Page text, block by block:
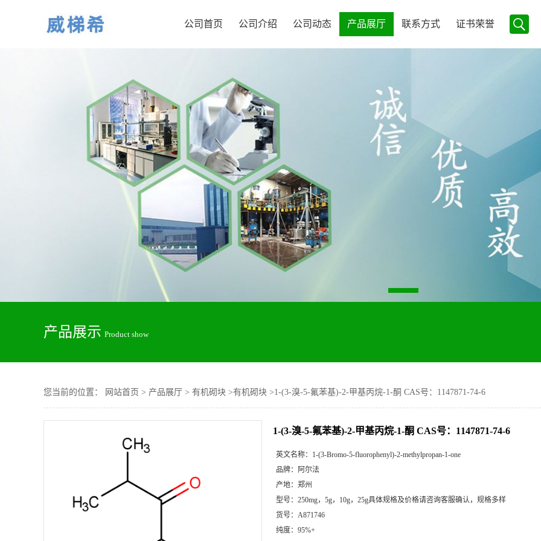
公司首页 公司介绍 公司动态 产品展厅 联系方式 证书荣誉
产品展示 Product show
您当前的位置： 网站首页 > 产品展厅 > 有机砌块 >有机砌块 >1-(3-溴-5-氟苯基)-2-甲基丙烷-1-酮 CAS号：1147871-74-6
1-(3-溴-5-氟苯基)-2-甲基丙烷-1-酮 CAS号：1147871-74-6
英文名称： 1-(3-Bromo-5-fluorophenyl)-2-methylpropan-1-one
品牌：
阿尔法
产地： 郑州
型号： 250mg，5g，10g，25g具体规格及价格请咨询客服确认，规格多样
货号： A871746
纯度： 95%+